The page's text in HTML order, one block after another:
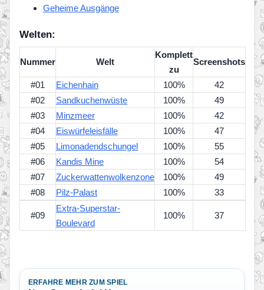
Geheime Ausgänge
Welten:
Nummer Welt
Komplett
zu
Screenshots
#01 Eichenhain 100%
42
#02
Sandkuchenwüste 100%
49
#03
Minzmeer 100%
42
#04
Eiswürfeleisfälle 100%
47
#05
Limonadendschungel 100%
55
#06
Kandis Mine 100%
54
#07
Zuckerwattenwolkenzone 100%
49
#08
Pilz-Palast 100% 33
#09
Extra-Superstar-
Boulevard
100% 37
ERFAHRE MEHR ZUM SPIEL